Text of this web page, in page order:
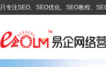
只专注SEO、SEO优化、SEO教程、